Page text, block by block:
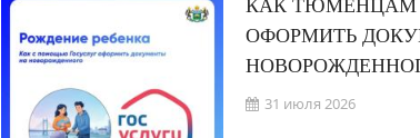
КАК ТЮМЕНЦАМ
ОФОРМИТЬ
31 июля 2026